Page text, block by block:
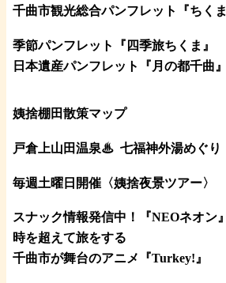
千曲市観光総合パンフレット 『ちくま
季節パンフレット『四季旅ちくま』
日本遺産パンフレット
『月の都千曲 』
姨捨棚田散策マップ
戸倉上山田温泉♨ 七福神外湯めぐり
毎週土曜日開催〈姨捨夜景ツアー〉
スナック情報発信中！『NEOネオン』
時を超えて旅をする
千曲市が舞台のアニメ『Turkey!』